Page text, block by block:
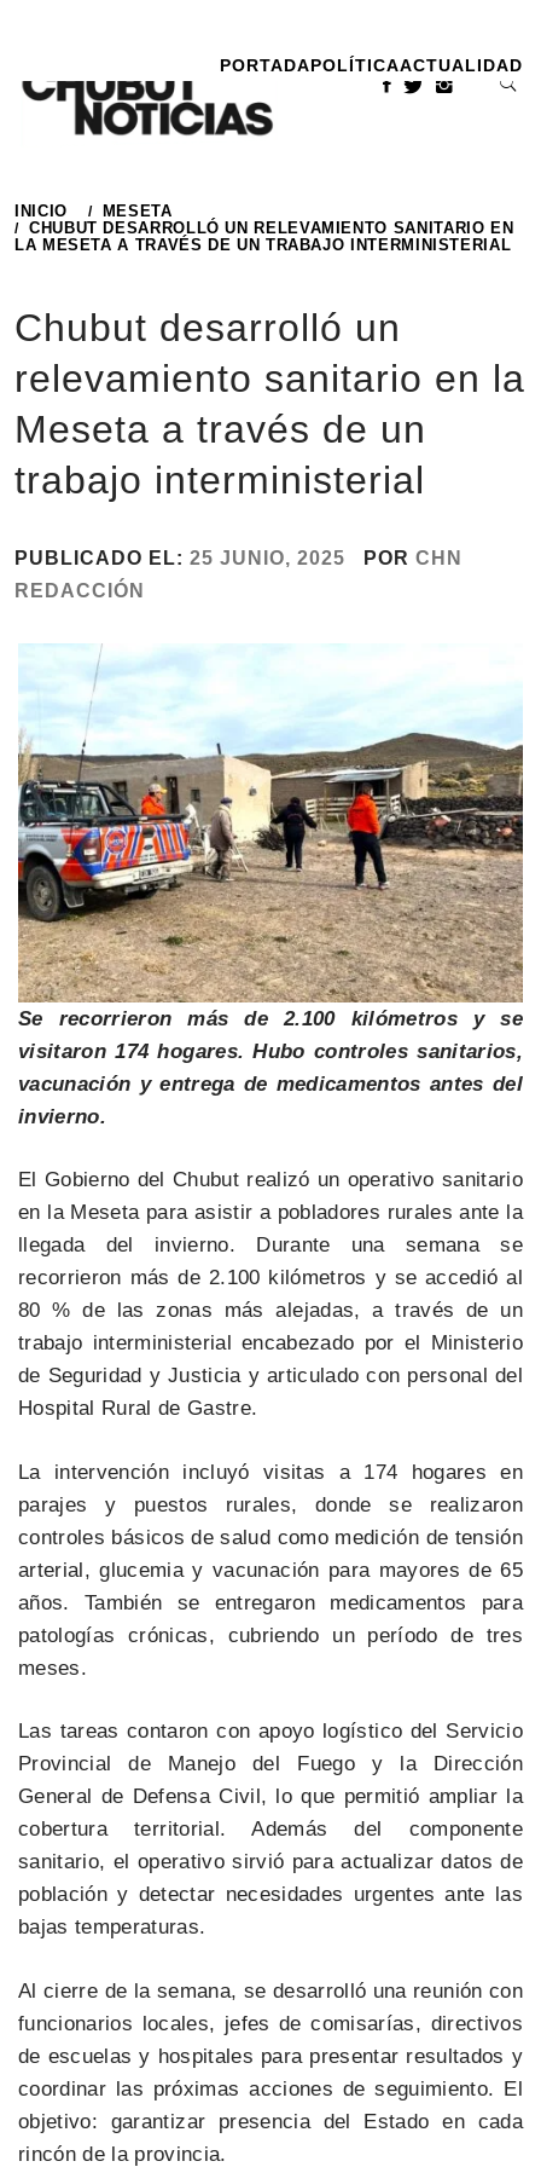
contenido
PORTADAPOLÍTICAACTUALIDAD
INICIO
MESETA
CHUBUT DESARROLLÓ UN RELEVAMIENTO SANITARIO EN
LA MESETA A TRAVÉS DE UN TRABAJO INTERMINISTERIAL
Chubut desarrolló un
relevamiento sanitario en la
Meseta a través de un
trabajo interministerial
PUBLICADO EL: 25 JUNIO, 2025 POR CHN
REDACCIÓN
Se recorrieron más de 2.100 kilómetros y se
visitaron 174 hogares. Hubo controles sanitarios,
vacunación y entrega de medicamentos antes del
invierno.
El Gobierno del Chubut realizó un operativo sanitario
en la Meseta para asistir a pobladores rurales ante la
llegada del invierno. Durante una semana se
recorrieron más de 2.100 kilómetros y se accedió al
80 % de las zonas más alejadas, a través de un
trabajo interministerial encabezado por el Ministerio
de Seguridad y Justicia y articulado con personal del
Hospital Rural de Gastre.
La intervención incluyó visitas a 174 hogares en
parajes y puestos rurales, donde se realizaron
controles básicos de salud como medición de tensión
arterial, glucemia y vacunación para mayores de 65
años. También se entregaron medicamentos para
patologías crónicas, cubriendo un período de tres
meses.
Las tareas contaron con apoyo logístico del Servicio
Provincial de Manejo del Fuego y la Dirección
General de Defensa Civil, lo que permitió ampliar la
cobertura territorial. Además del componente
sanitario, el operativo sirvió para actualizar datos de
población y detectar necesidades urgentes ante las
bajas temperaturas.
Al cierre de la semana, se desarrolló una reunión con
funcionarios locales, jefes de comisarías, directivos
de escuelas y hospitales para presentar resultados y
coordinar las próximas acciones de seguimiento. El
objetivo: garantizar presencia del Estado en cada
rincón de la provincia.